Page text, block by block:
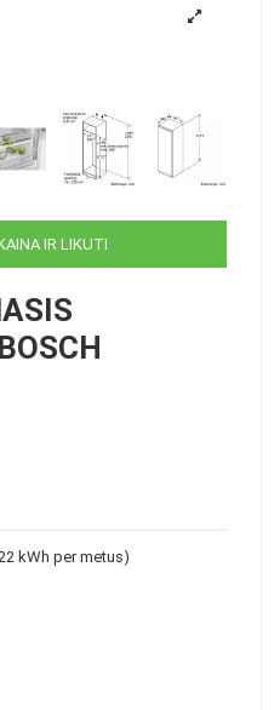
IR LIKUTI
kWh per metus)